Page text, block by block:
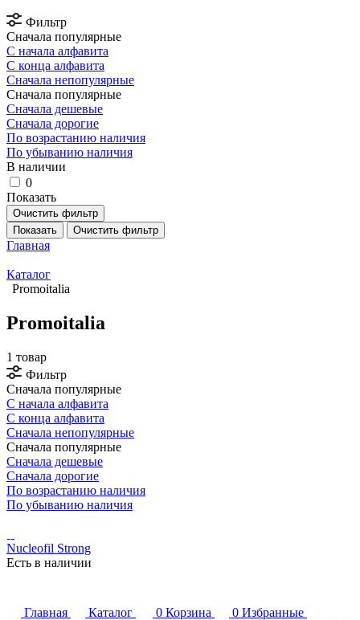
Фильтр
Сначала популярные
С начала алфавита
С конца алфавита
Сначала непопулярные
Сначала популярные
Сначала дешевые
Сначала дорогие
По возрастанию наличия
По убыванию наличия
В наличии
0
Показать
Очистить фильтр
Показать
Очистить фильтр
Главная
Каталог
Promoitalia
Promoitalia
1 товар
Фильтр
Сначала популярные
С начала алфавита
С конца алфавита
Сначала непопулярные
Сначала популярные
Сначала дешевые
Сначала дорогие
По возрастанию наличия
По убыванию наличия
Nucleofil Strong
Есть в наличии
Главная Каталог 0 Корзина 0 Избранные